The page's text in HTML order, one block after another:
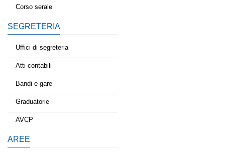
Corso serale
SEGRETERIA
Uffici di segreteria
Atti contabili
Bandi e gare
Graduatorie
AVCP
AREE